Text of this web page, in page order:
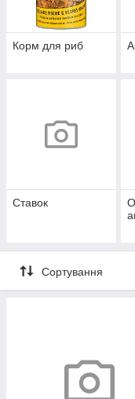
Корм для риб
Ставок
Сортування